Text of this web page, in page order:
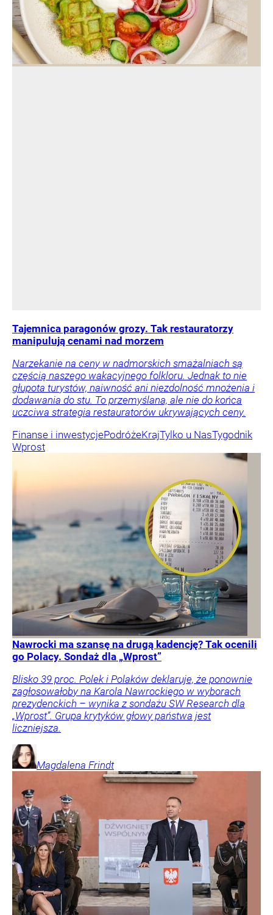
Tajemnica paragonów grozy. Tak restauratorzy
manipulują cenami nad morzem
Narzekanie na ceny w nadmorskich smażalniach są
częścią naszego wakacyjnego folkloru. Jednak to nie
głupota turystów, naiwność ani niezdolność mnożenia i
dodawania do stu. To przemyślana, ale nie do końca
uczciwa strategia restauratorów ukrywających ceny.
Finanse i inwestycjePodróżeKrajTylko u NasTygodnik
Wprost
Nawrocki ma szansę na drugą kadencję? Tak ocenili
go Polacy. Sondaż dla „Wprost”
Blisko 39 proc. Polek i Polaków deklaruje, że ponownie
zagłosowałoby na Karola Nawrockiego w wyborach
prezydenckich – wynika z sondażu SW Research dla
„Wprost”. Grupa krytyków głowy państwa jest
liczniejsza.
Magdalena Frindt